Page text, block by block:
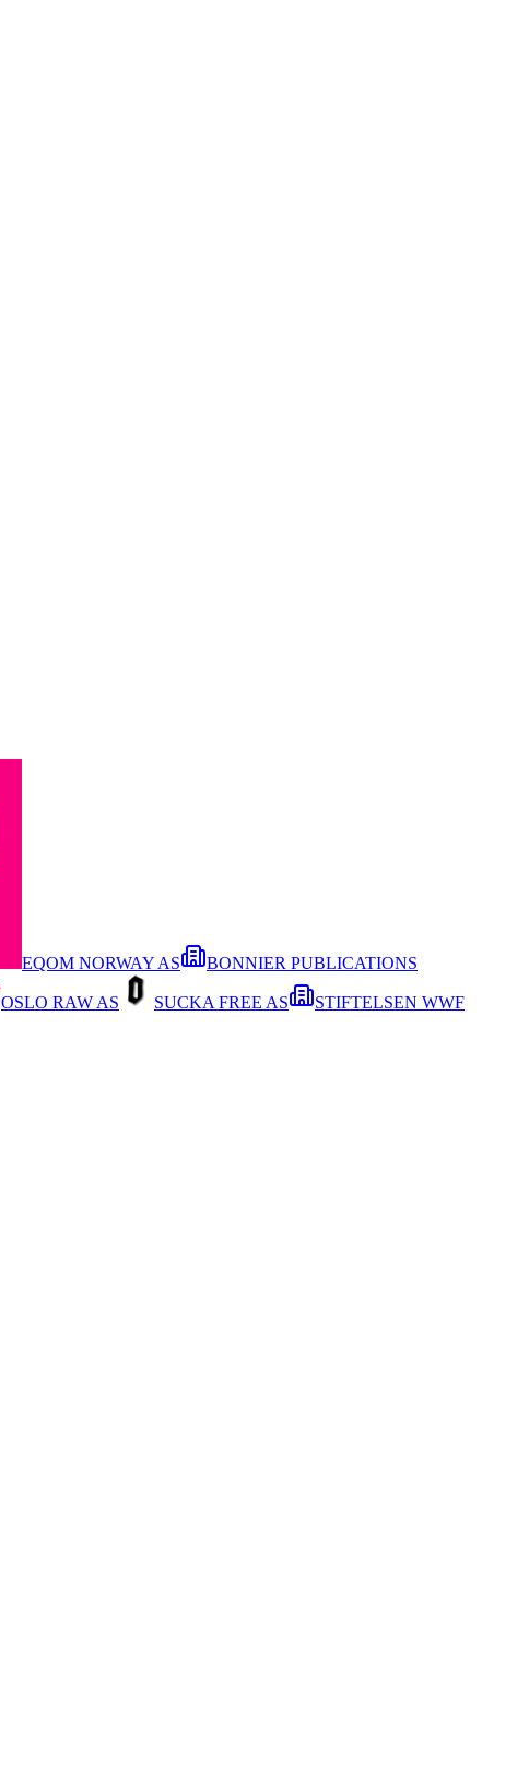
EQOM NORWAY AS BONNIER PUBLICATIONS
OSLO RAW AS SUCKA FREE AS
STIFTELSEN WWF